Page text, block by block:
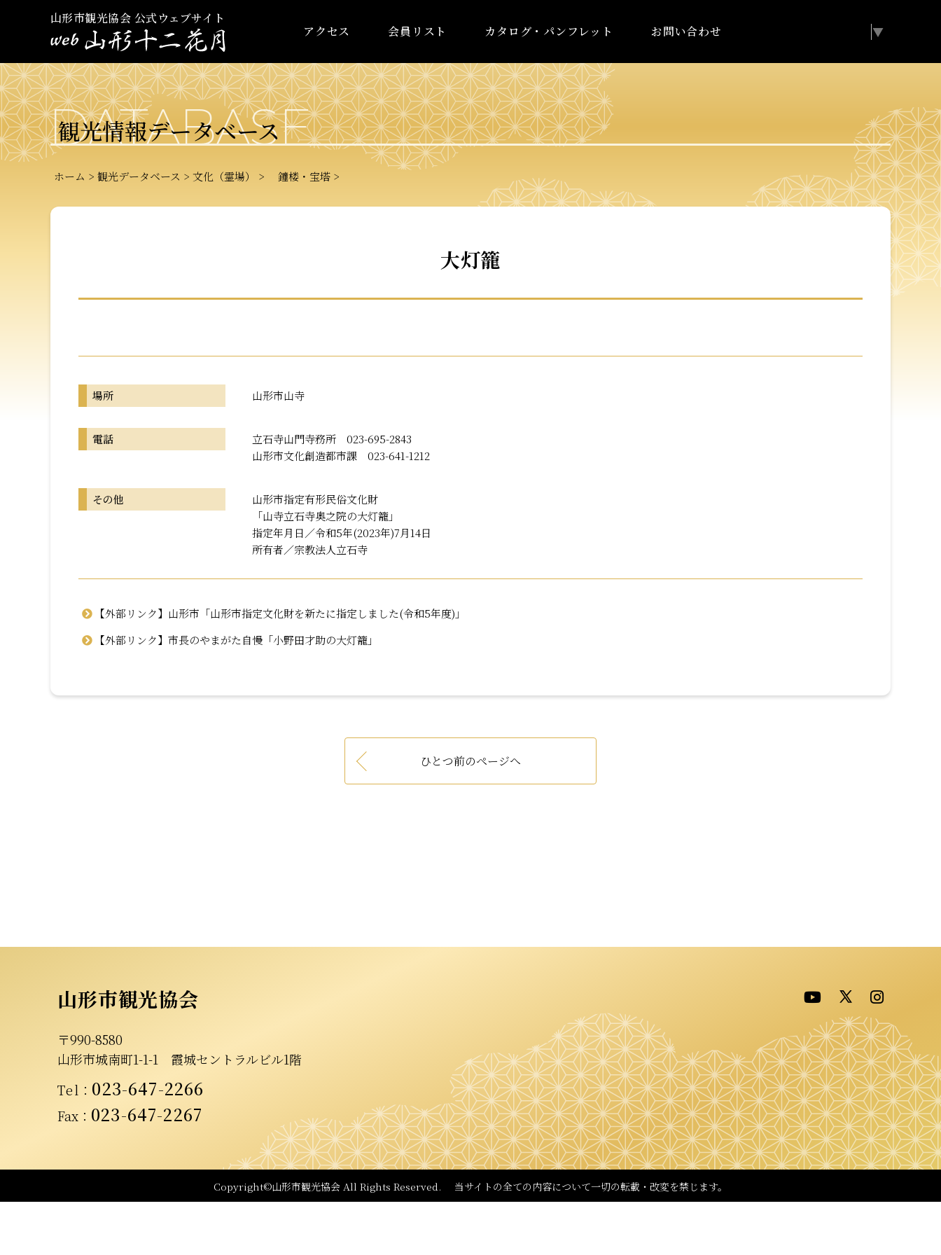
山形市観光協会 公式ウェブサイト
▼
アクセス 会員リスト カタログ・パンフレット お問い合わせ
観光情報データベース
DATABASE
ホーム 観光データベース 文化（霊場） 鐘楼・宝塔
大灯籠
場所 山形市山寺
電話
立石寺山門寺務所 023-695-2843
山形市文化創造都市課 023-641-1212
その他
山形市指定有形民俗文化財
「山寺立石寺奥之院の大灯籠」
指定年月日／令和5年(2023年)7月14日
所有者／宗教法人立石寺
【外部リンク】山形市「山形市指定文化財を新たに指定しました(令和5年度)」
【外部リンク】市長のやまがた自慢「小野田才助の大灯籠」
ひとつ前のページへ
山形市観光協会
〒990-8580
山形市城南町1-1-1 霞城セントラルビル1階
Tel ： 023-647-2266
Fax： 023-647-2267
Copyright©山形市観光協会 All Rights Reserved. 当サイトの全ての内容について一切の転載・改変を禁じます。